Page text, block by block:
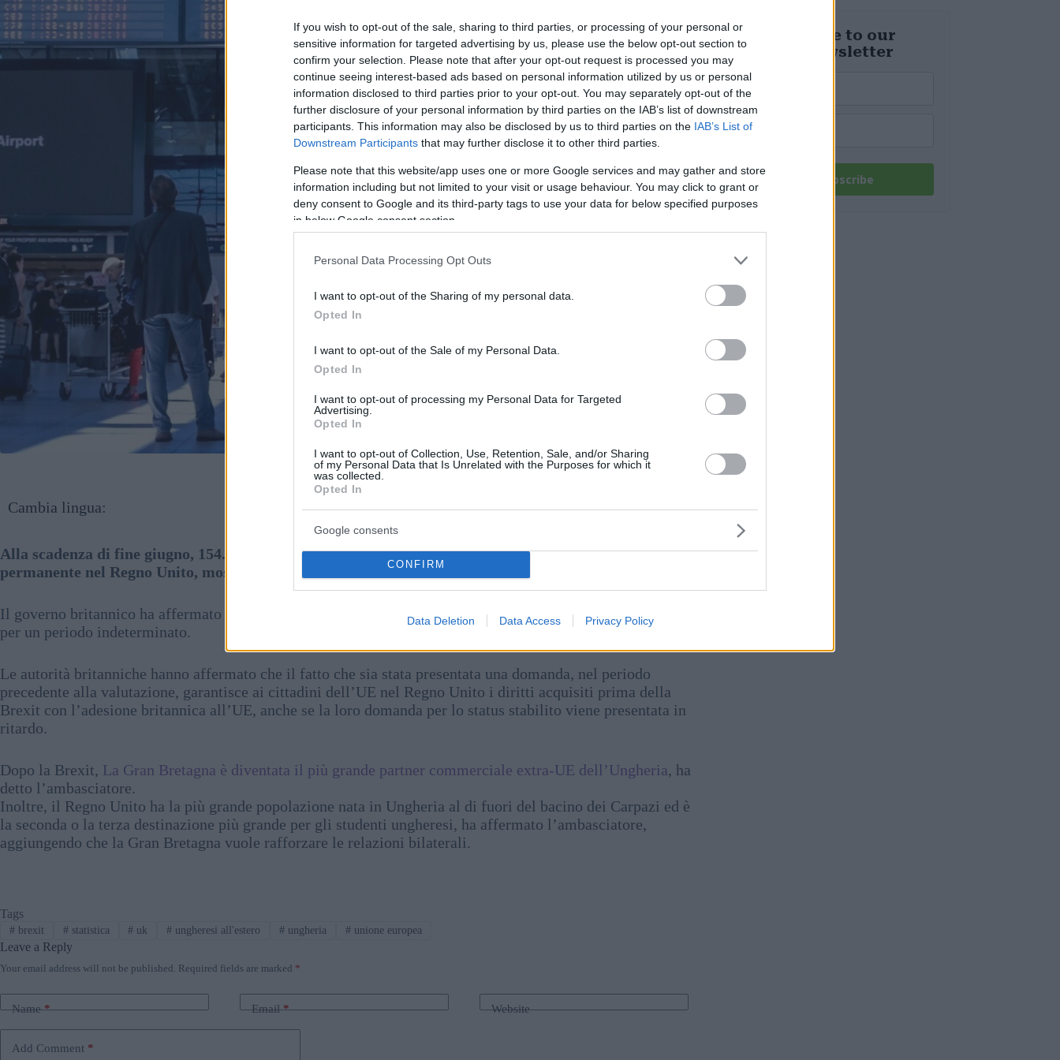
If you wish to opt-out of the sale, sharing to third parties, or processing of your personal or
sensitive information for targeted advertising by us, please use the below opt-out section to
confirm your selection. Please note that after your opt-out request is processed you may
continue seeing interest-based ads based on personal information utilized by us or personal
information disclosed to third parties prior to your opt-out. You may separately opt-out of the
further disclosure of your personal information by third parties on the IAB’s list of downstream
participants. This information may also be disclosed by us to third parties on the IAB’s List of
Downstream Participants that may further disclose it to other third parties.
Please note that this website/app uses one or more Google services and may gather and store
information including but not limited to your visit or usage behaviour. You may click to grant or
deny consent to Google and its third-party tags to use your data for below specified purposes
in below Google consent section.
Personal Data Processing Opt Outs
I want to opt-out of the Sharing of my personal data.
Opted In
I want to opt-out of the Sale of my Personal Data.
Opted In
I want to opt-out of processing my Personal Data for Targeted
Advertising.
Opted In
I want to opt-out of Collection, Use, Retention, Sale, and/or Sharing
of my Personal Data that Is Unrelated with the Purposes for which it
was collected.
Opted In
Google consents
CONFIRM
Data Deletion Data Access Privacy Policy
Cambia lingua:
Alla scadenza di fine giugno, 154.100 cittadini ungheresi avevano richiesto un permesso di soggiorno
permanente nel Regno Unito, mostrano i nuovi dati del Ministero degli Interni pubblicati giovedì.
Il governo britannico ha affermato che, in casi giustificati, accetterà le domande presentate oltre il termine
per un periodo indeterminato.
Le autorità britanniche hanno affermato che il fatto che sia stata presentata una domanda, nel periodo
precedente alla valutazione, garantisce ai cittadini dell’UE nel Regno Unito i diritti acquisiti prima della
Brexit con l’adesione britannica all’UE, anche se la loro domanda per lo status stabilito viene presentata in
ritardo.
Dopo la Brexit, La Gran Bretagna è diventata il più grande partner commerciale extra-UE dell’Ungheria, ha
detto l’ambasciatore.
Inoltre, il Regno Unito ha la più grande popolazione nata in Ungheria al di fuori del bacino dei Carpazi ed è
la seconda o la terza destinazione più grande per gli studenti ungheresi, ha affermato l’ambasciatore,
aggiungendo che la Gran Bretagna vuole rafforzare le relazioni bilaterali.
Tags
#brexit #statistica # uk # ungheresi all'estero # ungheria #unione europea
Leave a Reply
Your email address will not be published. Required fields are marked *
Name* Email* Website
Add Comment *
recuperati dal
Danubio a
Budapest –
Subscribe to our
daily newsletter
Subscribe